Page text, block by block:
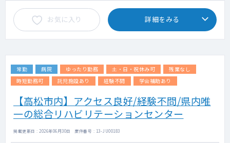
お気に入り 詳細をみる
常勤 病院 ゆったり勤務 土・日・祝休み可
残業なし
時短勤務可
託児施設あり 経験不問 学会補助あり
【高松市内】アクセス良好/経験不問/県内唯
一の総合リハビリテーションセンター
掲載更新日 : 2026年06月30日 案件番号 : 13-JU00183